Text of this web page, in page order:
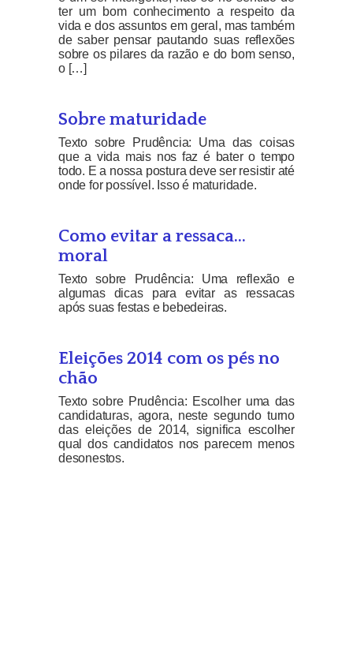
ter um bom conhecimento a respeito da
vida e dos assuntos em geral, mas também
de saber pensar pautando suas reflexões
sobre os pilares da razão e do bom senso,
o […]
Sobre maturidade
Texto sobre Prudência: Uma das coisas
que a vida mais nos faz é bater o tempo
todo. E a nossa postura deve ser resistir até
onde for possível. Isso é maturidade.
Como evitar a ressaca…
moral
Texto sobre Prudência: Uma reflexão e
algumas dicas para evitar as ressacas
após suas festas e bebedeiras.
Eleições 2014 com os pés no
chão
Texto sobre Prudência: Escolher uma das
candidaturas, agora, neste segundo turno
das eleições de 2014, significa escolher
qual dos candidatos nos parecem menos
desonestos.